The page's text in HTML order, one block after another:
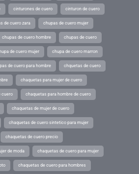
cinturones de cuero cinturon de cuero
de cuero zara chupas de cuero mujer
chupas de cuero hombre chupas de cuero
de cuero mujer chupa de cuero marron
de cuero para hombre chquetas de cuero
chaquetas para mujer de cuero
cuero chaquetas para hombre de cuero
chaquetas de mujer de cuero
chaquetas de cuero sintetico para mujer
chaquetas de cuero precio
de moda chaquetas de cuero para mujer
chaquetas de cuero para hombres